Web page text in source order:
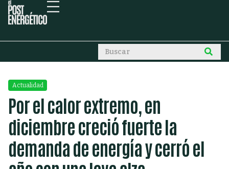
Actualidad
Por el calor extremo, en
diciembre creció fuerte la
demanda de energía y cerró el